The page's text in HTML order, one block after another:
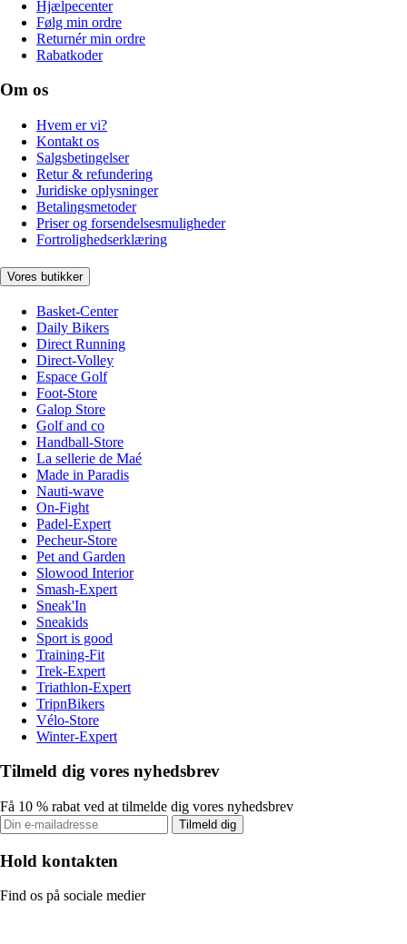
Hjælpecenter
Følg min ordre
Returnér min ordre
Rabatkoder
Om os
Hvem er vi?
Kontakt os
Salgsbetingelser
Retur & refundering
Juridiske oplysninger
Betalingsmetoder
Priser og forsendelsesmuligheder
Fortrolighedserklæring
Vores butikker
Basket-Center
Daily Bikers
Direct Running
Direct-Volley
Espace Golf
Foot-Store
Galop Store
Golf and co
Handball-Store
La sellerie de Maé
Made in Paradis
Nauti-wave
On-Fight
Padel-Expert
Pecheur-Store
Pet and Garden
Slowood Interior
Smash-Expert
Sneak'In
Sneakids
Sport is good
Training-Fit
Trek-Expert
Triathlon-Expert
TripnBikers
Vélo-Store
Winter-Expert
Tilmeld dig vores nyhedsbrev
Få 10 % rabat ved at tilmelde dig vores nyhedsbrev
Tilmeld dig
Hold kontakten
Find os på sociale medier